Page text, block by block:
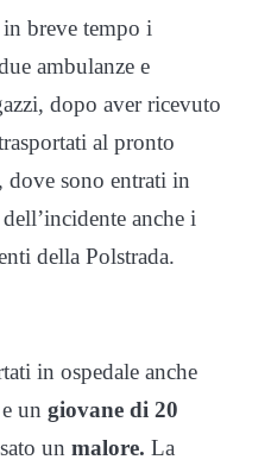
breve tempo i
ambulanze e
dopo aver ricevuto
al pronto
dove sono entrati in
anche i
della Polstrada.
in ospedale anche
e un giovane di 20
un malore. La